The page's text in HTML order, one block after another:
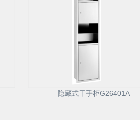
隐藏式干手柜G26401A